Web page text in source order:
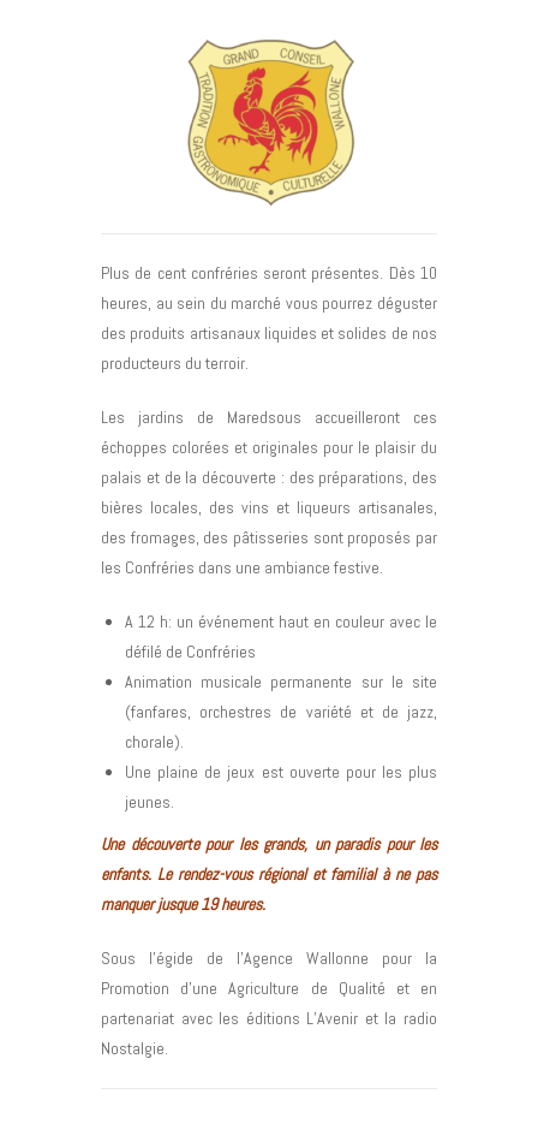
Plus de cent confréries seront présentes. Dès 10
heures, au sein du marché vous pourrez déguster
des produits artisanaux liquides et solides de nos
producteurs du terroir.
Les jardins de Maredsous accueilleront ces
échoppes colorées et originales pour le plaisir du
palais et de la découverte : des préparations, des
bières locales, des vins et liqueurs artisanales,
des fromages, des pâtisseries sont proposés par
les Confréries dans une ambiance festive.
A 12 h: un événement haut en couleur avec le
défilé de Confréries
Animation musicale permanente sur le site
(fanfares, orchestres de variété et de jazz,
chorale).
Une plaine de jeux est ouverte pour les plus
jeunes.
Une découverte pour les grands, un paradis pour les
enfants. Le rendez-vous régional et familial à ne pas
manquer jusque 19 heures.
Sous l’égide de l’Agence Wallonne pour la
Promotion d’une Agriculture de Qualité et en
partenariat avec les éditions L’Avenir et la radio
Nostalgie.